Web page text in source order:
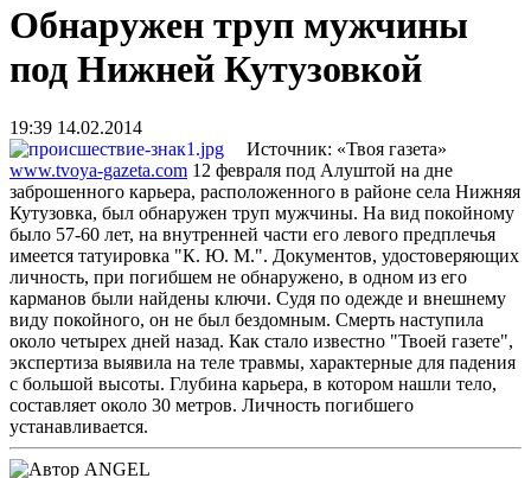
Обнаружен труп мужчины
под Нижней Кутузовкой
19:39 14.02.2014
Источник: «Твоя газета»
www.tvoya-gazeta.com 12 февраля под Алуштой на дне
заброшенного карьера, расположенного в районе села Нижняя
Кутузовка, был обнаружен труп мужчины. На вид покойному
было 57-60 лет, на внутренней части его левого предплечья
имеется татуировка "К. Ю. М.". Документов, удостоверяющих
личность, при погибшем не обнаружено, в одном из его
карманов были найдены ключи. Судя по одежде и внешнему
виду покойного, он не был бездомным. Смерть наступила
около четырех дней назад. Как стало известно "Твоей газете",
экспертиза выявила на теле травмы, характерные для падения
с большой высоты. Глубина карьера, в котором нашли тело,
составляет около 30 метров. Личность погибшего
устанавливается.